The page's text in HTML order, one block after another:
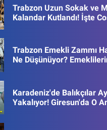
Trabzon Uzun Sokak ve
Kalandar Kutlandı! İşte
Trabzon Emekli Zammı
Ne Düşünüyor?
Karadeniz'de Balıkçılar
Yakalıyor! Giresun'da O